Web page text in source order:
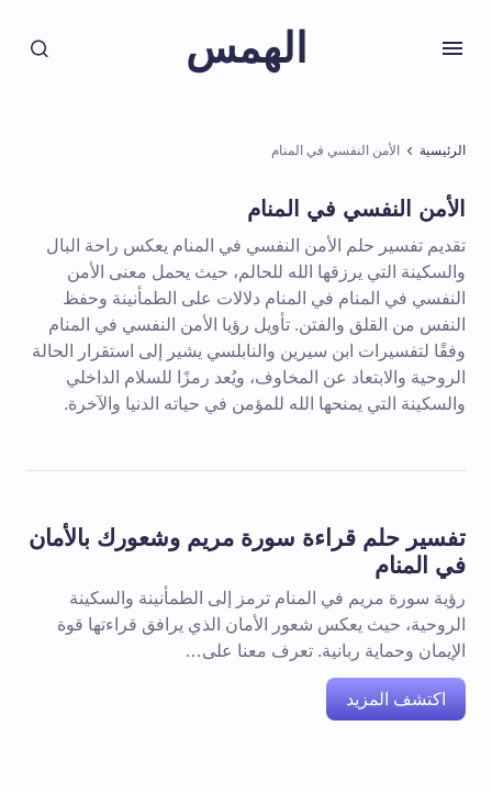
الهمس
الرئيسية الأمن النفسي في المنام
الأمن النفسي في المنام
تقديم تفسير حلم الأمن النفسي في المنام يعكس راحة البال
والسكينة التي يرزقها الله للحالم، حيث يحمل معنى الأمن
النفسي في المنام في المنام دلالات على الطمأنينة وحفظ
النفس من القلق والفتن. تأويل رؤيا الأمن النفسي في المنام
وفقًا لتفسيرات ابن سيرين والنابلسي يشير إلى استقرار الحالة
الروحية والابتعاد عن المخاوف، ويُعد رمزًا للسلام الداخلي
والسكينة التي يمنحها الله للمؤمن في حياته الدنيا والآخرة.
تفسير حلم قراءة سورة مريم وشعورك بالأمان
في المنام
رؤية سورة مريم في المنام ترمز إلى الطمأنينة والسكينة
الروحية، حيث يعكس شعور الأمان الذي يرافق قراءتها قوة
الإيمان وحماية ربانية. تعرف معنا على…
اكتشف المزيد